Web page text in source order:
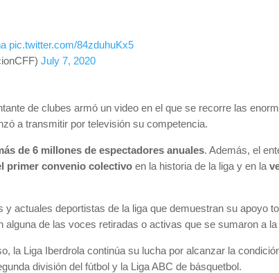
pic.twitter.com/84zduhuKx5
July 7, 2020
de clubes armó un video en el que se recorre las
a transmitir por televisión su competencia.
de 6 millones de espectadores anuales. Además, el
primer convenio colectivo en la historia de la liga y en la
actuales deportistas de la liga que demuestran su apoyo
alguna de las voces retiradas o activas que se sumaron a la
la Liga Iberdrola continúa su lucha por alcanzar la
división del fútbol y la Liga ABC de básquetbol.